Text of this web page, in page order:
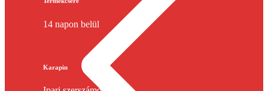
14 napon belül
Karapin